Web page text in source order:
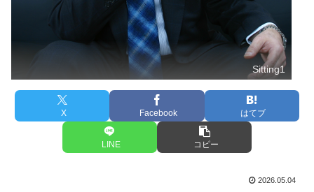
Sitting1
X Facebook はてブ
LINE コピー
2026.05.04